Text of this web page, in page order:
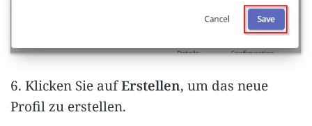
6. Klicken Sie aufErstellen, um das neue
Profil zu erstellen.